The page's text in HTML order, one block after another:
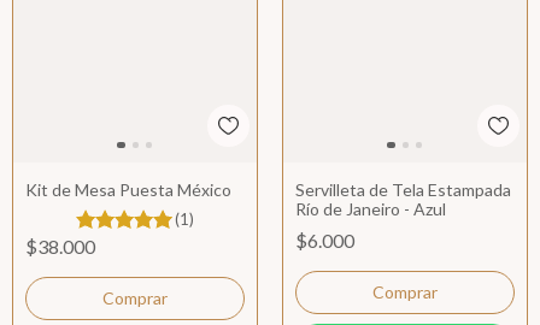
Kit de Mesa Puesta México
(1)
$38.000
Comprar
Servilleta de Tela Estampada
Río de Janeiro - Azul
$6.000